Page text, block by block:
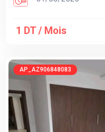
1 DT / Mois
AP_AZ906848083